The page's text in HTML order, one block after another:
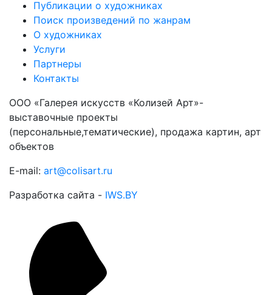
Публикации о художниках
Поиск произведений по жанрам
О художниках
Услуги
Партнеры
Контакты
ООО «Галерея искусств «Колизей Арт»-
выставочные проекты
(персональные,тематические), продажа картин, арт
объектов
E-mail: art@colisart.ru
Разработка сайта - IWS.BY